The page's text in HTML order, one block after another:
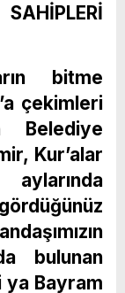
bitme
çekimleri
Belediye
Kur’alar
bulunan
ya Bayram